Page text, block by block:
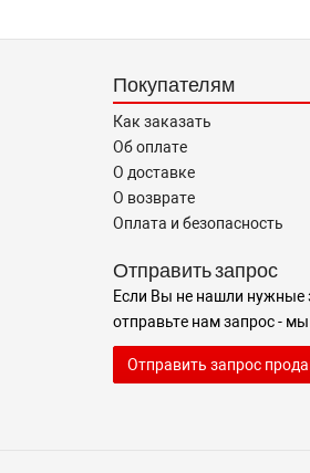
Покупателям
Как заказать
Об оплате
О доставке
О возврате
Оплата и безопасность
Отправить запрос
Если Вы не нашли нужные
отправьте нам запрос -
Отправить запрос